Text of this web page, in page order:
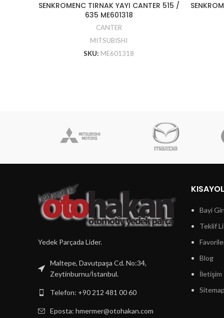
SENKROMENC TIRNAK YAYI CANTER 515 /
635 ME601318
CANTER
MITSUBISHI
SKU: ME601318
Yedek Parçada Lider.
Maltepe, Davutpaşa Cd. No:34,
Zeytinburnu/İstanbul.
Telefon: +90 212 481 00 60
Eposta: hmermer@otohakan.com
Bayi
Teklif
Blog
İletişim
Sitemap